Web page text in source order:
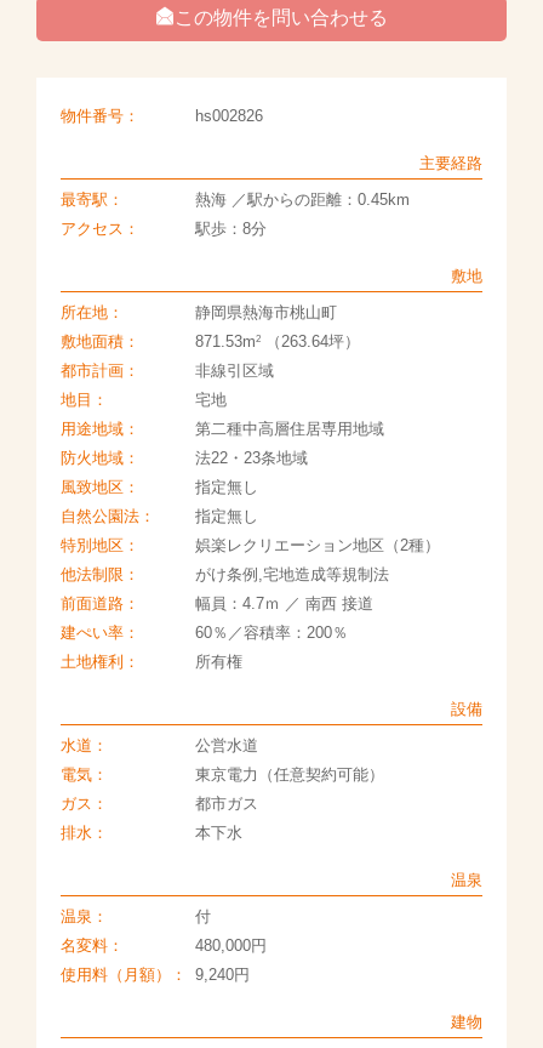
この物件を問い合わせる
物件番号： hs002826
主要経路
最寄駅：
熱海 ／駅からの距離：0.45km
アクセス：
駅歩：8分
敷地
所在地：
静岡県熱海市桃山町
敷地面積：
871.53m2（263.64坪）
都市計画：
非線引区域
地目：
宅地
用途地域：
第二種中高層住居専用地域
防火地域：
法22・23条地域
風致地区：
指定無し
自然公園法：
指定無し
特別地区：
娯楽レクリエーション地区（2種）
他法制限：
がけ条例,宅地造成等規制法
前面道路：
幅員：4.7ｍ ／ 南西 接道
建ぺい率：
60％／容積率：200％
土地権利：
所有権
設備
水道：
公営水道
電気：
東京電力（任意契約可能）
ガス：
都市ガス
排水：
本下水
温泉
温泉：
付
名変料：
480,000円
使用料（月額）：
9,240円
建物